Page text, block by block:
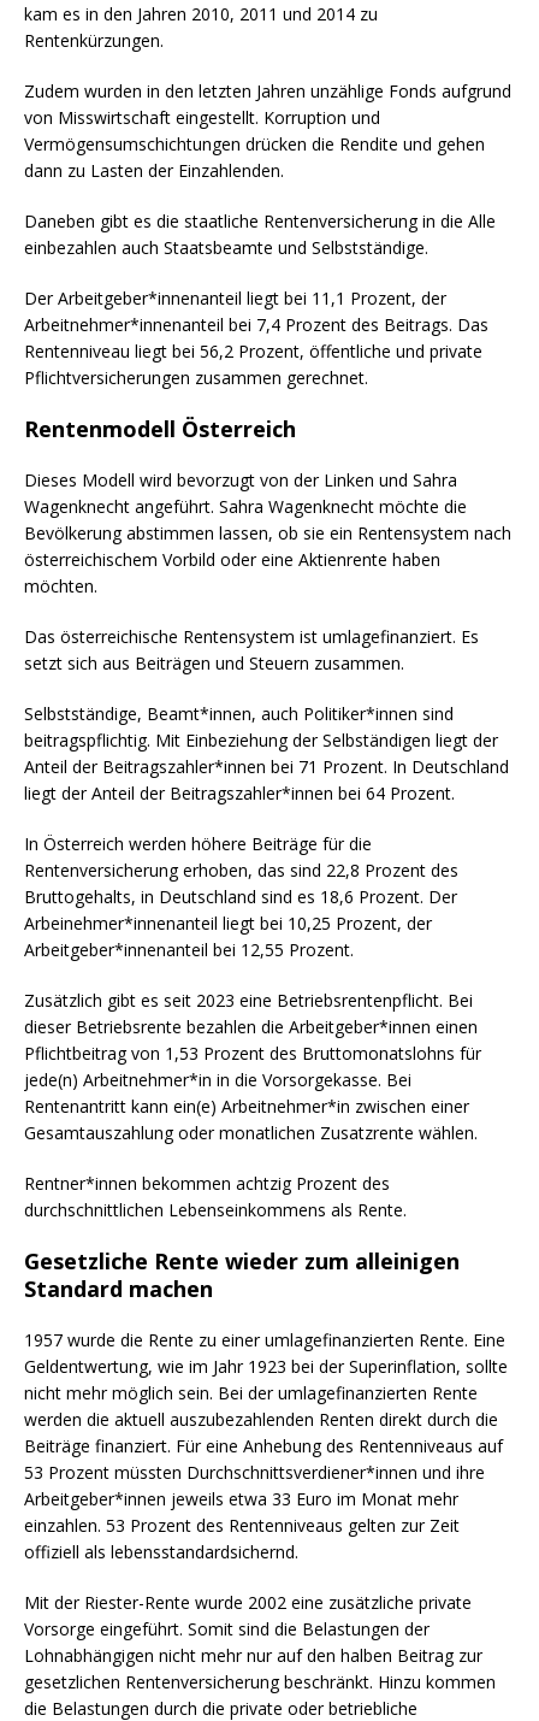
kam es in den Jahren 2010, 2011 und 2014 zu
Rentenkürzungen.
Zudem wurden in den letzten Jahren unzählige Fonds aufgrund
von Misswirtschaft eingestellt. Korruption und
Vermögensumschichtungen drücken die Rendite und gehen
dann zu Lasten der Einzahlenden.
Daneben gibt es die staatliche Rentenversicherung in die Alle
einbezahlen auch Staatsbeamte und Selbstständige.
Der Arbeitgeber*innenanteil liegt bei 11,1 Prozent, der
Arbeitnehmer*innenanteil bei 7,4 Prozent des Beitrags. Das
Rentenniveau liegt bei 56,2 Prozent, öffentliche und private
Pflichtversicherungen zusammen gerechnet.
Rentenmodell Österreich
Dieses Modell wird bevorzugt von der Linken und Sahra
Wagenknecht angeführt. Sahra Wagenknecht möchte die
Bevölkerung abstimmen lassen, ob sie ein Rentensystem nach
österreichischem Vorbild oder eine Aktienrente haben
möchten.
Das österreichische Rentensystem ist umlagefinanziert. Es
setzt sich aus Beiträgen und Steuern zusammen.
Selbstständige, Beamt*innen, auch Politiker*innen sind
beitragspflichtig. Mit Einbeziehung der Selbständigen liegt der
Anteil der Beitragszahler*innen bei 71 Prozent. In Deutschland
liegt der Anteil der Beitragszahler*innen bei 64 Prozent.
In Österreich werden höhere Beiträge für die
Rentenversicherung erhoben, das sind 22,8 Prozent des
Bruttogehalts, in Deutschland sind es 18,6 Prozent. Der
Arbeinehmer*innenanteil liegt bei 10,25 Prozent, der
Arbeitgeber*innenanteil bei 12,55 Prozent.
Zusätzlich gibt es seit 2023 eine Betriebsrentenpflicht. Bei
dieser Betriebsrente bezahlen die Arbeitgeber*innen einen
Pflichtbeitrag von 1,53 Prozent des Bruttomonatslohns für
jede(n) Arbeitnehmer*in in die Vorsorgekasse. Bei
Rentenantritt kann ein(e) Arbeitnehmer*in zwischen einer
Gesamtauszahlung oder monatlichen Zusatzrente wählen.
Rentner*innen bekommen achtzig Prozent des
durchschnittlichen Lebenseinkommens als Rente.
Gesetzliche Rente wieder zum alleinigen
Standard machen
1957 wurde die Rente zu einer umlagefinanzierten Rente. Eine
Geldentwertung, wie im Jahr 1923 bei der Superinflation, sollte
nicht mehr möglich sein. Bei der umlagefinanzierten Rente
werden die aktuell auszubezahlenden Renten direkt durch die
Beiträge finanziert. Für eine Anhebung des Rentenniveaus auf
53 Prozent müssten Durchschnittsverdiener*innen und ihre
Arbeitgeber*innen jeweils etwa 33 Euro im Monat mehr
einzahlen. 53 Prozent des Rentenniveaus gelten zur Zeit
offiziell als lebensstandardsichernd.
Mit der Riester-Rente wurde 2002 eine zusätzliche private
Vorsorge eingeführt. Somit sind die Belastungen der
Lohnabhängigen nicht mehr nur auf den halben Beitrag zur
gesetzlichen Rentenversicherung beschränkt. Hinzu kommen
die Belastungen durch die private oder betriebliche